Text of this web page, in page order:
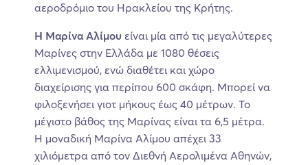
αεροδρόμιο του Ηρακλείου της Κρήτης.
Η Μαρίνα Αλίμου είναι μία από τις μεγαλύτερες
Μαρίνες στην Ελλάδα με 1080 θέσεις
ελλιμενισμού, ενώ διαθέτει και χώρο
διαχείρισης για περίπου 600 σκάφη. Μπορεί να
φιλοξενήσει γιοτ μήκους έως 40 μέτρων. Το
μέγιστο βάθος της Μαρίνας είναι τα 6,5 μέτρα.
Η μοναδική Μαρίνα Αλίμου απέχει 33
χιλιόμετρα από τον Διεθνή Αερολιμένα Αθηνών,